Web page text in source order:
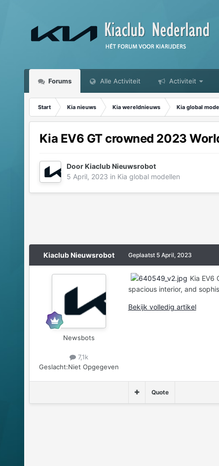
Forums Alle Activiteit Activiteit
Start Kia nieuws Kia wereldnieuws Kia global
Kia EV6 GT crowned 2023
DoorKiaclub Nieuwsrobot
5 April, 2023 in Kia global modellen
Kiaclub Nieuwsrobot
Newsbots
7,1k
Geslacht:Niet Opgegeven
Geplaatst 5 April, 2023
Kia EV6
spacious interior, and
Bekijk volledig artikel
Quote